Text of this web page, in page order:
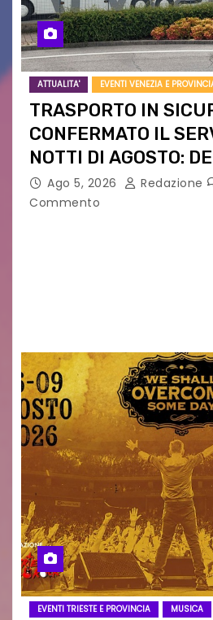
ATTUALITA' EVENTI VENEZIA E
TRASPORTO IN
CONFERMATO IL
NOTTI DI AGOSTO:
PERCORSI, FERMATE
Ago 5, 2026 Redazione
Commento
EVENTI TRIESTE E PROVINCIA MUSICA